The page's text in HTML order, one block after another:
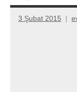
3 Şubat 2015